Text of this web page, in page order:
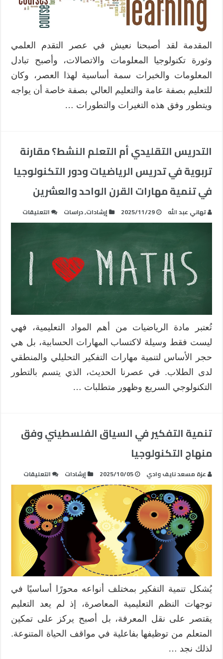
المقدمة لقد أصبحنا نعيش في عصر التقدم العلمي
وثورة تكنولوجيا المعلومات والاتصالات، وأصبح تبادل
المعلومات والخبرات سمة أساسية لهذا العصر، وكان
للتعليم بصفة عامة والتعليم العالي بصفة خاصة أن يواجه
ويتطور وفق هذه التغيرات والتطورات …
التدريس التقليدي أم التعلم النشط؟ مقارنة
تربوية في تدريس الرياضيات ودور التكنولوجيا
في تنمية مهارات القرن الواحد والعشرين
تهاني عبد الله 2025/11/29 إرشادات,دراسات التعليقات
تدريس
في
تنمية
تُعتبر مادة الرياضيات من أهم المواد التعليمية، فهي
ليست فقط وسيلة لاكتساب المهارات الحسابية، بل هي
حجر الأساس لتنمية مهارات التفكير التحليلي والمنطقي
لدى الطلاب. في عصرنا الحديث، الذي يتسم بالتطور
التكنولوجي السريع وظهور متطلبات …
تنمية التفكير في السياق الفلسطيني وفق
منهاج التكنولوجيا
عزة مسعد نايف وادي 2025/10/05 إرشادات التعليقات
تنمية
في
السياق
وفق
منهاج
مغلقة
يُشكل تنمية التفكير بمختلف أنواعه محورًا أساسيًا في
توجهات النظم التعليمية المعاصرة، إذ لم يعد التعليم
يقتصر على نقل المعرفة، بل أصبح يركز على تمكين
المتعلم من توظيفها بفاعلية في مواقف الحياة المتنوعة.
لذلك نجد …